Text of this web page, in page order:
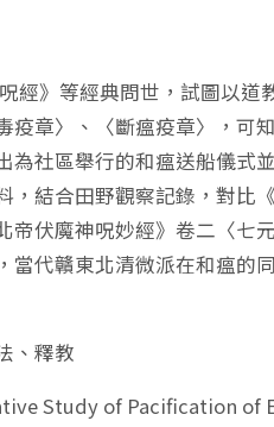
》等經典問世，試圖以道
疫章〉、〈斷瘟疫章〉，可
為社區舉行的和瘟送船儀式
，結合田野觀察記錄，對比
帝伏魔神呪妙經》卷二〈七
當代贛東北清微派在和瘟的
、釋教
Study of Pacification